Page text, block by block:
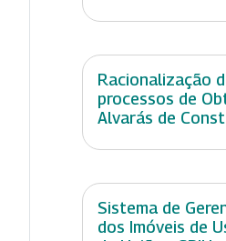
Racionalização
processos de
Alvarás de
Sistema de
dos Imóveis de